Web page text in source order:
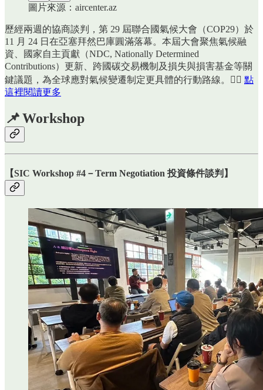
圖片來源：aircenter.az
歷經兩週的協商談判，第 29 屆聯合國氣候大會（COP29）於
11 月 24 日在亞塞拜然巴庫圓滿落幕。本屆大會聚焦氣候融
資、國家自主貢獻（NDC, Nationally Determined
Contributions）更新、跨國碳交易機制及損失與損害基金等關
鍵議題，為全球應對氣候變遷制定更具體的行動路線。👉🏻 點
這裡閱讀更多
📌Workshop
【SIC Workshop #4－Term Negotiation 投資條件談判 】